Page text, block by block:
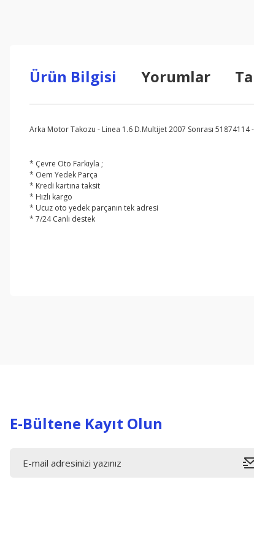
Ürün Bilgisi Yorumlar
Arka Motor Takozu - Linea 1.6 D.Multijet 2007 Sonrası 51874114
* Çevre Oto Farkıyla ;
* Oem Yedek Parça
* Kredi kartına taksit
* Hızlı kargo
* Ucuz oto yedek parçanın tek adresi
* 7/24 Canlı destek
E-Bültene Kayıt Olun